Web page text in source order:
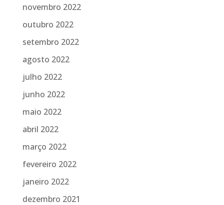
novembro 2022
outubro 2022
setembro 2022
agosto 2022
julho 2022
junho 2022
maio 2022
abril 2022
março 2022
fevereiro 2022
janeiro 2022
dezembro 2021